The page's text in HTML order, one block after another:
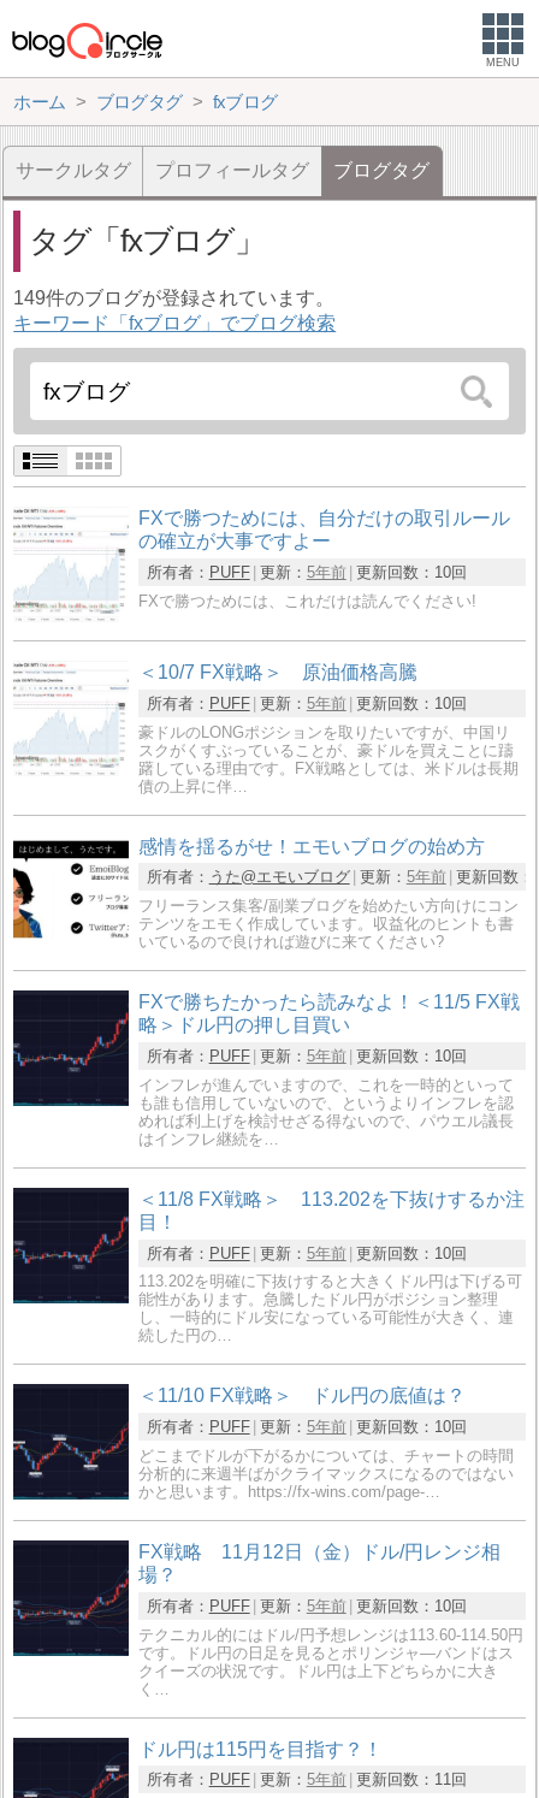
MENU
ホーム ブログタグ fxブログ
サークルタグ プロフィールタグ ブログタグ
タグ fxブログ
149件のブログが登録されています。
キーワード「fxブログ」でブログ検索
FXで勝つためには、自分だけの取引ルール
の確立が大事ですよー
所有者： PUFF 更新： 5年前 更新回数： 10回
FXで勝つためには、これだけは読んでください!
＜10/7 FX戦略＞ 原油価格高騰
所有者： PUFF 更新： 5年前 更新回数： 10回
豪ドルのLONGポジションを取りたいですが、中国リ
スクがくすぶっていることが、豪ドルを買えことに躊
躇している理由です。FX戦略としては、米ドルは長期
債の上昇に伴…
感情を揺るがせ！エモいブログの始め方
所有者： うた@エモいブログ 更新： 5年前 更新回数：
フリーランス集客/副業ブログを始めたい方向けにコン
テンツをエモく作成しています。収益化のヒントも書
いているので良ければ遊びに来てください?
FXで勝ちたかったら読みなよ！＜11/5 FX戦
略＞ドル円の押し目買い
所有者： PUFF 更新： 5年前 更新回数： 10回
インフレが進んでいますので、これを一時的といって
も誰も信用していないので、というよりインフレを認
めれば利上げを検討せざる得ないので、パウエル議長
はインフレ継続を…
＜11/8 FX戦略＞ 113.202を下抜けするか注
目！
所有者： PUFF 更新： 5年前 更新回数： 10回
113.202を明確に下抜けすると大きくドル円は下げる可
能性があります。急騰したドル円がポジション整理
し、一時的にドル安になっている可能性が大きく、連
続した円の…
＜11/10 FX戦略＞ ドル円の底値は？
所有者： PUFF 更新： 5年前 更新回数： 10回
どこまでドルが下がるかについては、チャートの時間
分析的に来週半ばがクライマックスになるのではない
かと思います。https://fx-wins.com/page-…
FX戦略 11月12日（金）ドル/円レンジ相
場？
所有者： PUFF 更新： 5年前 更新回数： 10回
テクニカル的にはドル/円予想レンジは113.60-114.50円
です。ドル円の日足を見るとポリンジャ―バンドはス
クイーズの状況です。ドル円は上下どちらかに大き
く…
ドル円は115円を目指す？！
所有者： PUFF 更新： 5年前 更新回数： 11回